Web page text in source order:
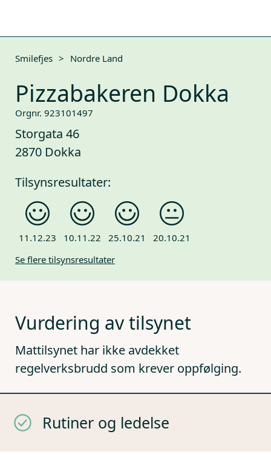
Smilefjes > Nordre Land
Pizzabakeren Dokka
Orgnr. 923101497
Storgata 46
2870 Dokka
Tilsynsresultater:
11.12.23 10.11.22 25.10.21
20.10.21
Se flere tilsynsresultater
Vurdering av tilsynet
Mattilsynet har ikke avdekket
regelverksbrudd som krever oppfølging.
Rutiner og ledelse